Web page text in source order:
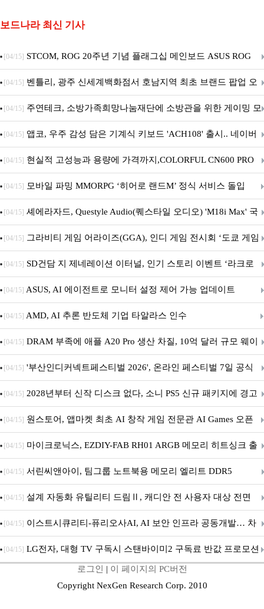
보드나라 최신 기사
[04/15] STCOM, ROG 20주년 기념 플래그십 메인보드 ASUS ROG
Crosshair X870E EDITION 20 국내 출시 예정
[04/15] 벤틀리, 광주 신세계백화점서 호남지역 최초 브랜드 팝업 오
픈
[04/15] 주연테크, 소방가족희망나눔재단에 소방관을 위한 게이밍 모
니터·스마트 펫 침대 기부
[04/15] 앱코, 우주 감성 담은 기계식 키보드 'ACH108' 출시.. 네이버
브랜드데이 기획전 진행
[04/15] 현실적 고성능과 용량에 가격까지,COLORFUL CN600 PRO
M.2 NVMe 디앤디컴 1TB
[04/15] 모바일 파밍 MMORPG ‘히어로 랜드M’ 정식 서비스 돌입
[04/15] 셰에라자드, Questyle Audio(퀘스타일 오디오) 'M18i Max' 국
내 정식 출시
[04/15] 그라비티 게임 어라이즈(GGA), 인디 게임 전시회 ‘도쿄 게임
던전 13’ 참가!
[04/15] SD건담 지 제네레이션 이터널, 인기 스토리 이벤트 ‘라크로
아의 용사’ 재개최 및 풍성한 기념 이벤트 실시!
[04/15] ASUS, AI 에이전트로 모니터 설정 제어 가능 업데이트
[04/15] AMD, AI 추론 반도체 기업 타알라스 인수
[04/15] DRAM 부족에 애플 A20 Pro 생산 차질, 10억 달러 규모 웨이
퍼 대기
[04/15] '부산인디커넥트페스티벌 2026', 온라인 페스티벌 7일 공식
개막... 22일간 진행
[04/15] 2028년부터 신작 디스크 없다, 소니 PS5 신규 패키지에 경고
문 추가
[04/15] 원스토어, 앱마켓 최초 AI 창작 게임 전문관 AI Games 오픈
[04/15] 마이크로닉스, EZDIY-FAB RH01 ARGB 메모리 히트싱크 출
시
[04/15] 서린씨앤아이, 팀그룹 노트북용 메모리 엘리트 DDR5
5600MHz 16GB 출시
[04/15] 설계 자동화 유틸리티 드림Ⅱ, 캐디안 전 사용자 대상 전면
무상 배포
[04/15] 이스트시큐리티-퓨리오사AI, AI 보안 인프라 공동개발… 차
세대 AI 보안 플랫폼 구축
[04/15] LG전자, 대형 TV 구독시 스탠바이미2 구독료 반값 프로모션
로그인 | 이 페이지의 PC버전
Copyright NexGen Research Corp. 2010